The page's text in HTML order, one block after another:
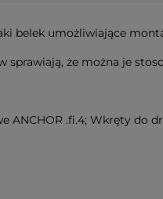
belek umożliwiające
że można je
ANCHOR .fi.4; Wkręty do